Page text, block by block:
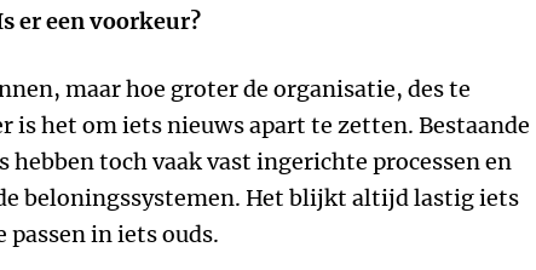
er een voorkeur?
maar hoe groter de organisatie, des te
is het om iets nieuws apart te zetten. Bestaande
hebben toch vaak vast ingerichte processen en
beloningssystemen. Het blijkt altijd lastig iets
passen in iets ouds.